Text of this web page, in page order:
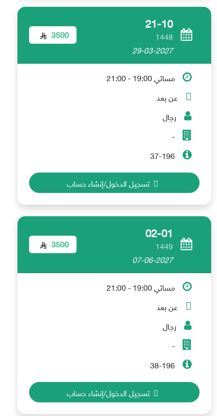
21-10
1448
29-03-2027
3500
مسائي 19:00 - 21:00
عن بعد
رجال
-
37-196
تسجيل الدخول/إنشاء حساب
02-01
1449
07-06-2027
3500
مسائي 19:00 - 21:00
عن بعد
رجال
-
38-196
تسجيل الدخول/إنشاء حساب